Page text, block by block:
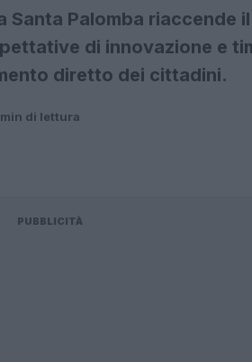
Santa Palomba riaccende
di innovazione e
diretto dei cittadini.
di lettura
PUBBLICITÀ